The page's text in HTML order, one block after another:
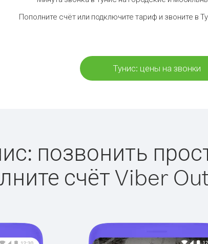
Пополните счёт или подключите тариф и звоните в
Тунис: цены на звонки
позвонить
счёт Viber